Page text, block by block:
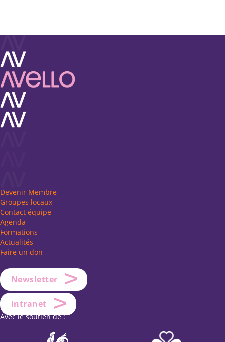
Devenir Membre
Groupes locaux
Contact équipe
Agenda
Formations
Actualités
Faire un don
Newsletter
Intranet
Avec le soutien de :